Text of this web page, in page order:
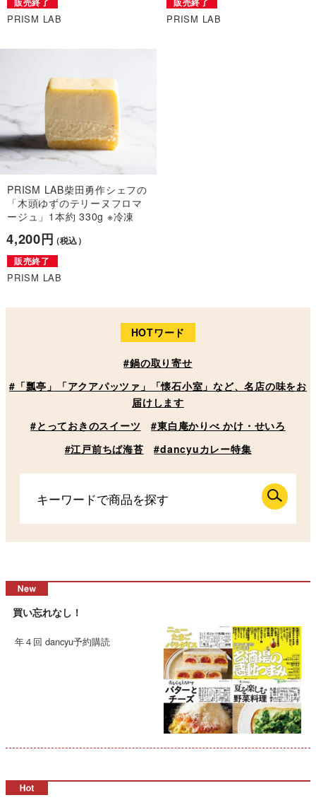
販売終了
PRISM LAB
販売終了
PRISM LAB
PRISM LAB柴田勇作シェフの
「木頭ゆずのテリーヌフロマ
ージュ」1本約 330g ※冷凍
4,200円（税込）
販売終了
PRISM LAB
HOTワード
#鍋の取り寄せ
#「瓢亭」「アクアパッツァ」「懐石小室」など、名店の味をお
届けします
#とっておきのスイーツ
#東白庵かりべ かけ・せいろ
#江戸前ちば海苔
#dancyuカレー特集
買い忘れなし！
年４回 dancyu予約購読